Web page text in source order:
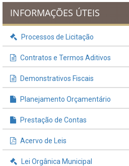
INFORMAÇÕES ÚTEIS
Processos de Licitação
Contratos e Termos Aditivos
Demonstrativos Fiscais
Planejamento Orçamentário
Prestação de Contas
Acervo de Leis
Lei Orgânica Municipal